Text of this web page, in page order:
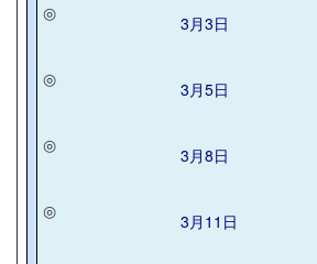
◎
3月3日
◎
3月5日
◎
3月8日
◎
3月11日